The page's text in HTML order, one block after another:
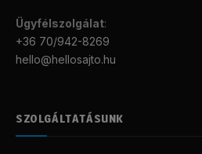
Ügyfélszolgálat:
+36 70/942-8269
hello@hellosajto.hu
SZOLGÁLTATÁSUNK